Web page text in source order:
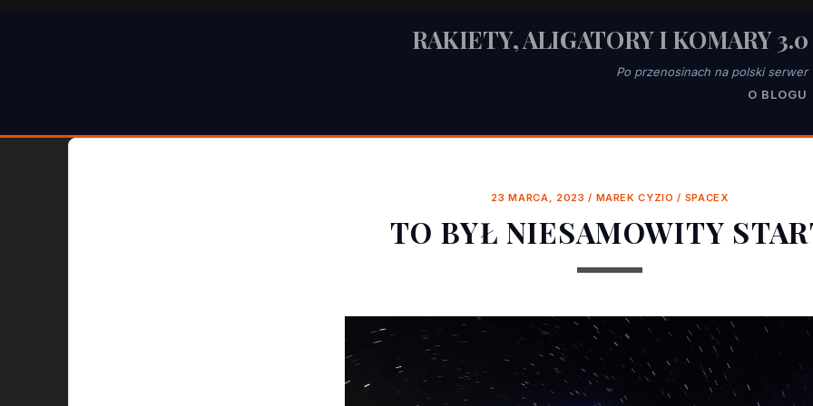
RAKIETY, ALIGATORY I KOMARY 3.0
Po przenosinach na polski serwer
O BLOGU
23 MARCA, 2023 / MAREK CYZIO / SPACEX
TO BYŁ NIESAMOWITY